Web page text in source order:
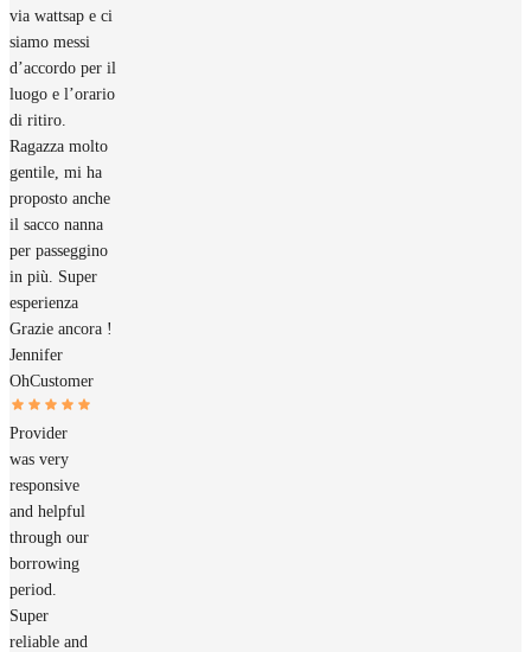
via wattsap e ci
siamo messi
d’accordo per il
luogo e l’orario
di ritiro.
Ragazza molto
gentile, mi ha
proposto anche
il sacco nanna
per passeggino
in più. Super
esperienza
Grazie ancora !
Jennifer
OhCustomer
Provider
was very
responsive
and helpful
through our
borrowing
period.
Super
reliable and